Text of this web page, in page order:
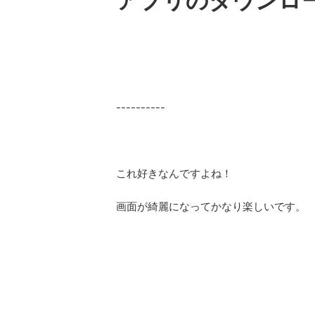
----------
これ好きなんですよね！
画面が綺麗になってかなり楽しいです。